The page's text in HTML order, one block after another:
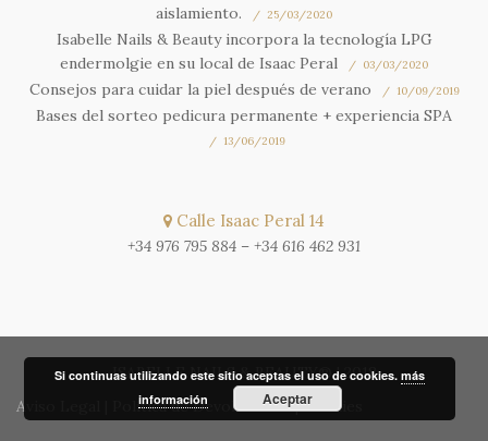
aislamiento.
25/03/2020
Isabelle Nails & Beauty incorpora la tecnología LPG
endermolgie en su local de Isaac Peral
03/03/2020
Consejos para cuidar la piel después de verano 10/09/2019
Bases del sorteo pedicura permanente + experiencia SPA
13/06/2019
Calle Isaac Peral 14
+34 976 795 884 – +34 616 462 931
ISABELLE NAILS & BEAUTY® | 2018
Aviso Legal
Política de Devoluciones|Cookies
Si continuas utilizando este sitio aceptas el uso de cookies.más
información
Aceptar